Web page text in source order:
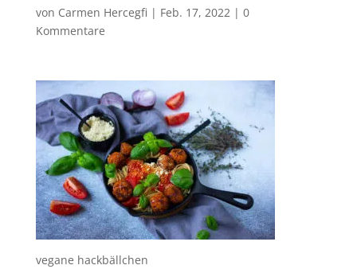
von Carmen Hercegfi | Feb. 17, 2022| 0
Kommentare
vegane hackbällchen